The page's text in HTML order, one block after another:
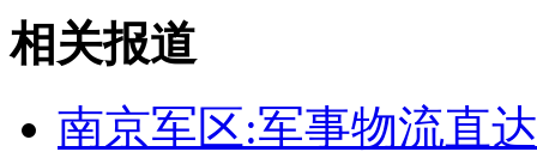
女孩北京地铁殴打老人 痛下狠手拳打脚踢
无痛分娩是否安全 医生回应
相关报道
南京军区:军事物流直